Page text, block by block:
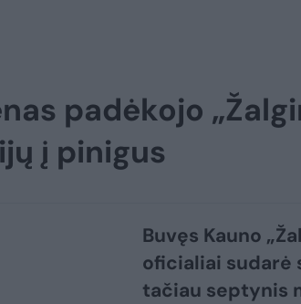
padėkojo
į pinigus
Buvęs Kauno
oficialiai sudarė
tačiau septynis